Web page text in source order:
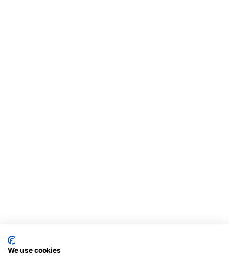
We use cookies